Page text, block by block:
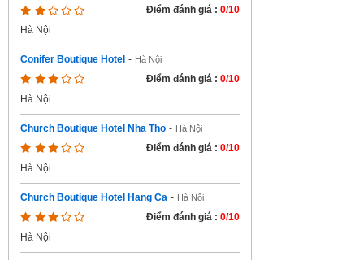
Điểm đánh giá : 0/10
Hà Nội
Conifer Boutique Hotel - Hà Nội
Điểm đánh giá : 0/10
Hà Nội
Church Boutique Hotel Nha Tho - Hà Nội
Điểm đánh giá : 0/10
Hà Nội
Church Boutique Hotel Hang Ca - Hà Nội
Điểm đánh giá : 0/10
Hà Nội